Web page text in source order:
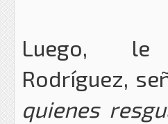
Luego,
Rodríguez,
quienes